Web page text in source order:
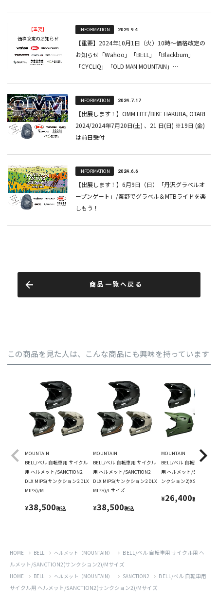
商品一覧へ戻る
この商品を見た人は、こんな商品にも興味を持っています
MOUNTAIN
BELL/ベル 自転車用 サイクル
用 ヘルメット/SANCTION2
DLX MIPS(サンクション2 DLX
MIPS)/M
¥38,500税込
MOUNTAIN
BELL/ベル 自転車用 サイクル
用 ヘルメット/SANCTION2
DLX MIPS(サンクション2 DLX
MIPS)/Lサイズ
¥38,500税込
MOUNTAIN
BELL/ベル 自転車用 サイ
用 ヘルメット/
ンクション2)XS/S
¥26,400税込
HOME BELL ヘルメット（MOUNTAIN）
BELL/ベル 自転車用 サイクル用 ヘ
ルメット/SANCTION2(サンクション2)/Mサイズ
HOME BELL ヘルメット（MOUNTAIN） SANCTION2
BELL/ベル 自転車用
サイクル用 ヘルメット/SANCTION2(サンクション2)/Mサイズ